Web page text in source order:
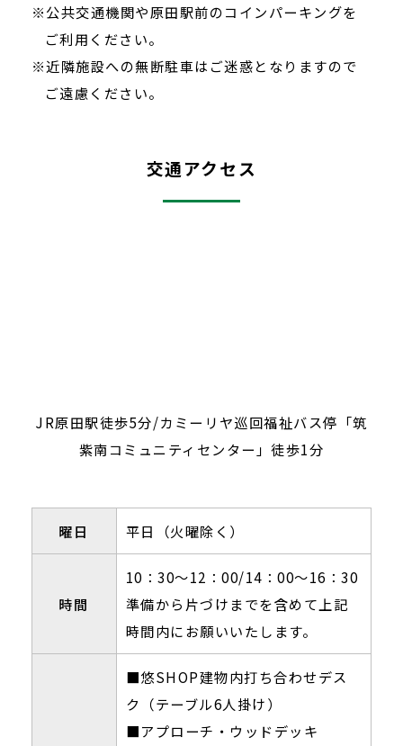
※公共交通機関や原田駅前のコインパーキングを
ご利用ください。
※近隣施設への無断駐車はご迷惑となりますので
ご遠慮ください。
交通アクセス
JR原田駅徒歩5分/カミーリヤ巡回福祉バス停「筑
紫南コミュニティセンター」徒歩1分
曜日 平日（火曜除く）
時間
10：30～12：00/14：00～16：30
準備から片づけまでを含めて上記
時間内にお願いいたします。
■悠SHOP建物内打ち合わせデス
ク（テーブル6人掛け）
■アプローチ・ウッドデッキ